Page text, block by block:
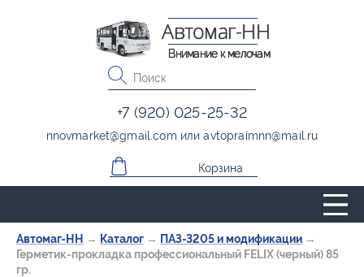
Автомаг-НН → Каталог → ПАЗ-3205 и модификации →
Герметик-прокладка профессиональный FELIX (черный) 85
гр.
Автомаг-НН
Внимание к мелочам
+7 (920) 025-25-32
nnovmarket@gmail.com илиavtopraimnn@mail.ru
Корзина